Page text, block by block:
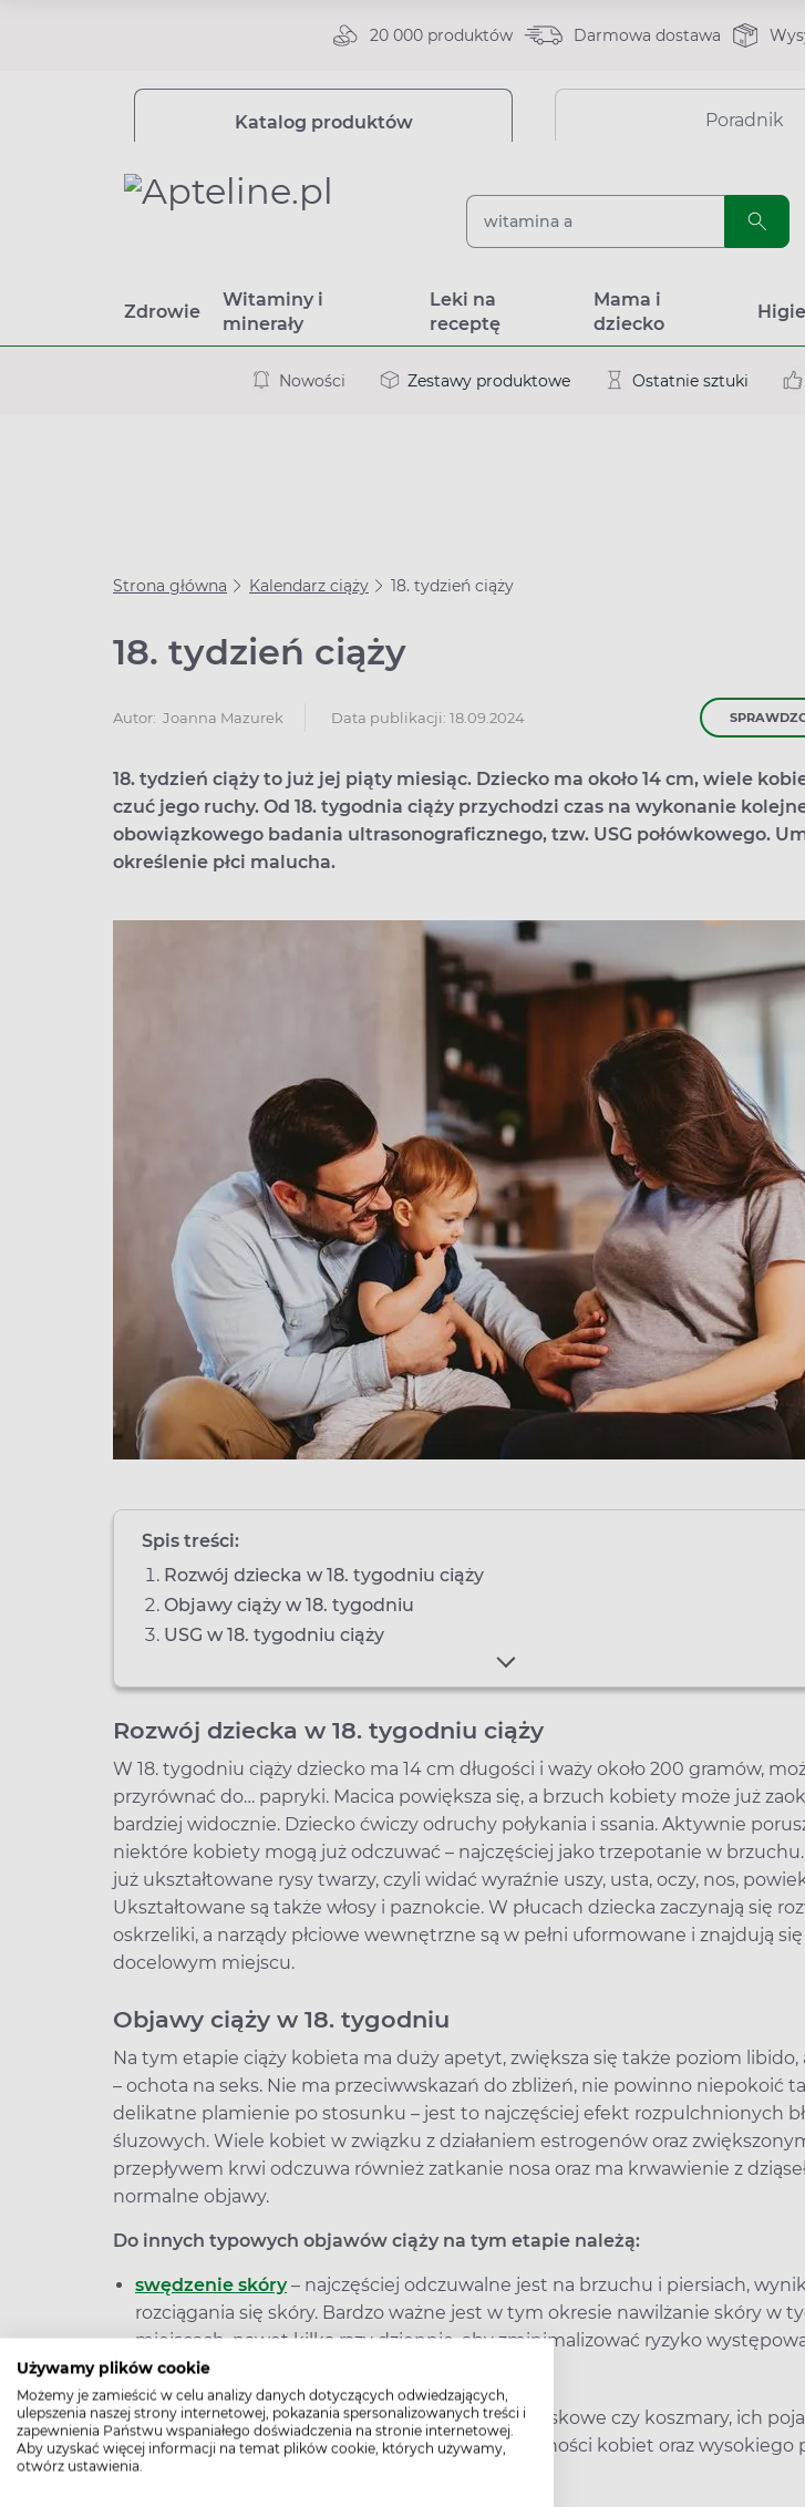
Używamy plików cookie
Możemy je zamieścić w celu analizy danych dotyczących odwiedzających,
ulepszenia naszej strony internetowej, pokazania spersonalizowanych treści i
zapewnienia Państwu wspaniałego doświadczenia na stronie internetowej.
Aby uzyskać więcej informacji na temat plików cookie, których używamy,
otwórz ustawienia.
20 000 produktów Darmowa dostawa
Katalog produktów Poradnik
Zdrowie
Witaminy i
minerały
Leki na
receptę
Mama i
dziecko
Nowości Zestawy produktowe Ostatnie sztuki
Strona główna Kalendarz ciąży 18. tydzień ciąży
18. tydzień ciąży
Autor: Joanna Mazurek Data publikacji: 18.09.2024
18. tydzień ciąży to już jej piąty miesiąc. Dziecko ma około 14 cm, wiele
czuć jego ruchy. Od 18. tygodnia ciąży przychodzi czas na wykonanie
obowiązkowego badania ultrasonograficznego, tzw. USG połówkowego.
określenie płci malucha.
Spis treści:
Rozwój dziecka w 18. tygodniu ciąży
Objawy ciąży w 18. tygodniu
USG w 18. tygodniu ciąży
Rozwój dziecka w 18. tygodniu ciąży
W 18. tygodniu ciąży dziecko ma 14 cm długości i waży około 200 gramów,
przyrównać do… papryki. Macica powiększa się, a brzuch kobiety może już
bardziej widocznie. Dziecko ćwiczy odruchy połykania i ssania. Aktywnie
niektóre kobiety mogą już odczuwać – najczęściej jako trzepotanie w
już ukształtowane rysy twarzy, czyli widać wyraźnie uszy, usta, oczy, nos,
Ukształtowane są także włosy i paznokcie. W płucach dziecka zaczynają się
oskrzeliki, a narządy płciowe wewnętrzne są w pełni uformowane i znajdują
docelowym miejscu.
Objawy ciąży w 18. tygodniu
Na tym etapie ciąży kobieta ma duży apetyt, zwiększa się także poziom libido,
– ochota na seks. Nie ma przeciwwskazań do zbliżeń, nie powinno niepokoić
delikatne plamienie po stosunku – jest to najczęściej efekt rozpulchnionych
śluzowych. Wiele kobiet w związku z działaniem estrogenów oraz
przepływem krwi odczuwa również zatkanie nosa oraz ma krwawienie z
normalne objawy.
Do innych typowych objawów ciąży na tym etapie należą:
swędzenie skóry– najczęściej odczuwalne jest na brzuchu i piersiach,
rozciągania się skóry. Bardzo ważne jest w tym okresie nawilżanie skóry w
miejscach, nawet kilka razy dziennie, aby zminimalizować ryzyko
rozstępów
dziwne sny – mogą to być sny erotyczne, groteskowe czy koszmary, ich
jest normalne; wynikają one z dużej emocjonalności kobiet oraz wysokiego
hormonów.